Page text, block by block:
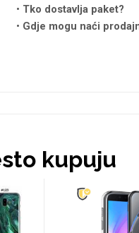
Tko dostavlja paket?
Gdje mogu naći
kupuju